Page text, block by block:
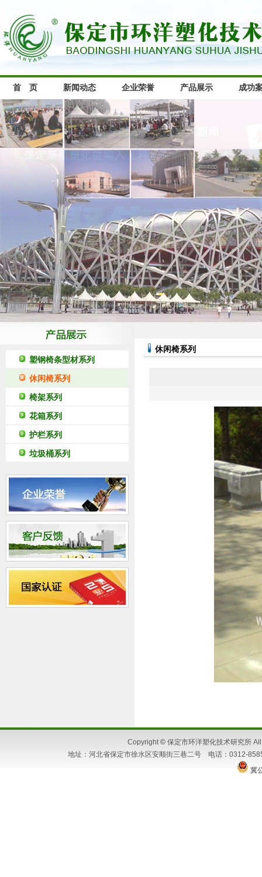
首 页 新闻动态 企业荣誉 产品展示 成功
塑钢椅条型材系列
休闲椅系列
椅架系列
花箱系列
护栏系列
垃圾桶系列
休闲椅系列
Copyright©保定市环洋塑化技术研究所
地址：河北省保定市徐水区安顺街三巷二号 电话：0312-
冀